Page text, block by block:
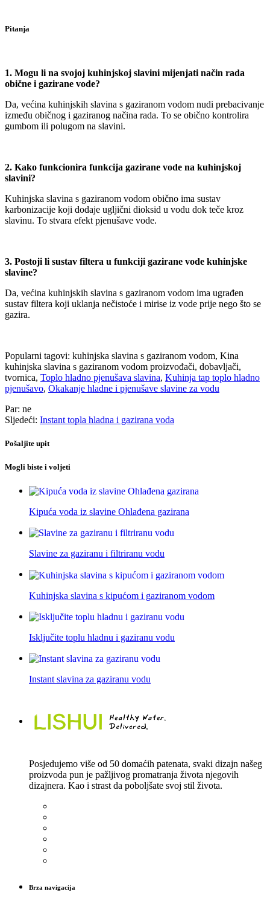
Pitanja
1. Mogu li na svojoj kuhinjskoj slavini mijenjati način rada
obične i gazirane vode?
Da, većina kuhinjskih slavina s gaziranom vodom nudi prebacivanje
između običnog i gaziranog načina rada. To se obično kontrolira
gumbom ili polugom na slavini.
2. Kako funkcionira funkcija gazirane vode na kuhinjskoj
slavini?
Kuhinjska slavina s gaziranom vodom obično ima sustav
karbonizacije koji dodaje ugljični dioksid u vodu dok teče kroz
slavinu. To stvara efekt pjenušave vode.
3. Postoji li sustav filtera u funkciji gazirane vode kuhinjske
slavine?
Da, većina kuhinjskih slavina s gaziranom vodom ima ugrađen
sustav filtera koji uklanja nečistoće i mirise iz vode prije nego što se
gazira.
Popularni tagovi: kuhinjska slavina s gaziranom vodom, Kina
kuhinjska slavina s gaziranom vodom proizvođači, dobavljači,
tvornica, Toplo hladno pjenušava slavina, Kuhinja tap toplo hladno
pjenušavo, Okakanje hladne i pjenušave slavine za vodu
Par: ne
Sljedeći: Instant topla hladna i gazirana voda
Pošaljite upit
Mogli biste i voljeti
Kipuća voda iz slavine Ohlađena gazirana
Slavine za gaziranu i filtriranu vodu
Kuhinjska slavina s kipućom i gaziranom vodom
Isključite toplu hladnu i gaziranu vodu
Instant slavina za gaziranu vodu
Posjedujemo više od 50 domaćih patenata, svaki dizajn našeg
proizvoda pun je pažljivog promatranja života njegovih
dizajnera. Kao i strast da poboljšate svoj stil života.
Brza navigacija